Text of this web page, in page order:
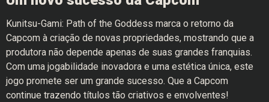
Kunitsu-Gami: Path of the Goddess marca o retorno da
Capcom à criação de novas propriedades, mostrando que a
produtora não depende apenas de suas grandes franquias.
Com uma jogabilidade inovadora e uma estética única, este
jogo promete ser um grande sucesso. Que a Capcom
continue trazendo títulos tão criativos e envolventes!